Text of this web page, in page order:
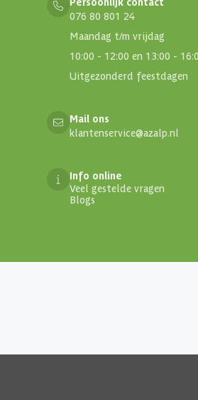
076 80 801 24
Maandag t/m vrijdag
10:00 - 12:00 en 13:00 -
Uitgezonderd feestdagen
Mail ons
klantenservice@azalp.nl
Info online
Veel gestelde vragen
Blogs